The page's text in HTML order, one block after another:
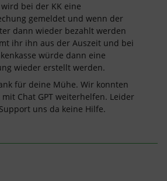
bei der KK eine
gemeldet und wenn der
dann wieder bezahlt werden
ihr ihn aus der Auszeit und bei
würde dann eine
wieder erstellt werden.
für deine Mühe. Wir konnten
Chat GPT weiterhelfen. Leider
uns da keine Hilfe.